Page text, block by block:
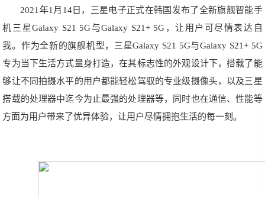
2021年1月14日，三星电子正式在韩国发布了全新旗舰智能手
机三星Galaxy S21 5G与Galaxy S21+ 5G，让用户可尽情表达自
我。作为全新的旗舰机型，三星Galaxy S21 5G与Galaxy S21+ 5G
专为当下生活方式量身打造，在其标志性的外观设计下，搭载了能
够让不同拍摄水平的用户都能轻松驾驭的专业级摄像头，以及三星
搭载的处理器中迄今为止最强的处理器等，同时也在通信、性能等
方面为用户带来了优异体验，让用户尽情拥抱生活的每一刻。